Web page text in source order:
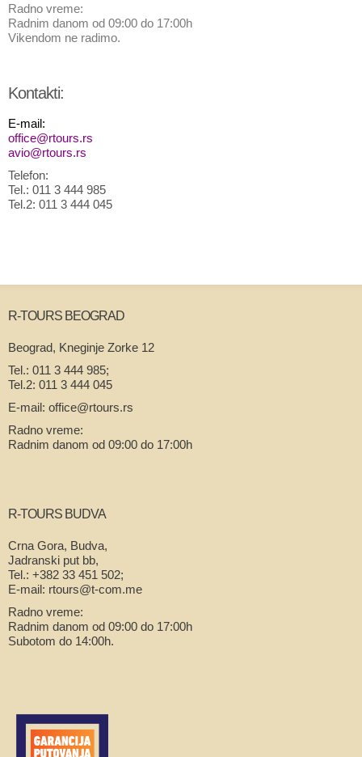
Radno vreme:
Radnim danom od 09:00 do 17:00h
Vikendom ne radimo.
Kontakti:
E-mail:
office@rtours.rs
avio@rtours.rs
Telefon:
Tel.: 011 3 444 985
Tel.2: 011 3 444 045
R-TOURS BEOGRAD
Beograd, Kneginje Zorke 12
Tel.: 011 3 444 985;
Tel.2: 011 3 444 045
E-mail: office@rtours.rs
Radno vreme:
Radnim danom od 09:00 do 17:00h
R-TOURS BUDVA
Crna Gora, Budva,
Jadranski put bb,
Tel.: +382 33 451 502;
E-mail: rtours@t-com.me
Radno vreme:
Radnim danom od 09:00 do 17:00h
Subotom do 14:00h.